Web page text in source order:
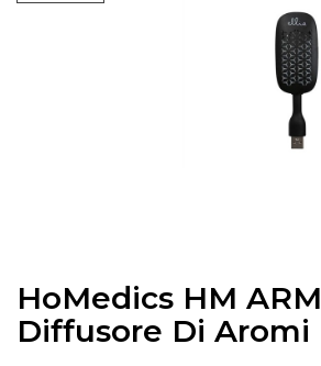
HoMedics HM
Diffusore Di Aromi